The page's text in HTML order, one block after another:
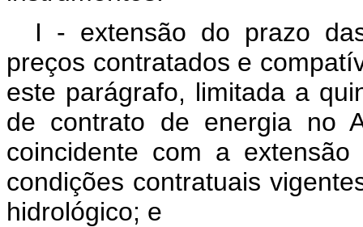
I - extensão do prazo
preços contratados e
este parágrafo, limitada a
de contrato de energia no
coincidente com a
condições contratuais
hidrológico; e